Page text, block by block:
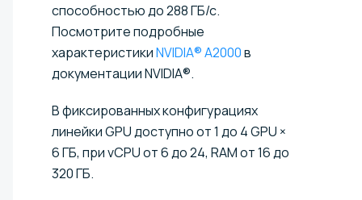
способностью до 288 ГБ/с.
Посмотрите подробные
характеристикиNVIDIA® A2000в
документации NVIDIA®.
В фиксированных конфигурациях
линейки GPU доступно от 1 до 4 GPU ×
6 ГБ, при vCPU от 6 до 24, RAM от 16 до
320 ГБ.